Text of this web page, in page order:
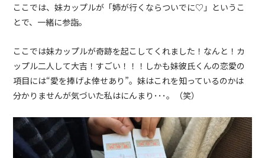
ここでは、妹カップルが「姉が行くならついでに♡」というこ
とで、一緒に参詣。
ここでは妹カップルが奇跡を起こしてくれました！なんと！カ
ップル二人して大吉！すごい！！！しかも妹彼氏くんの恋愛の
項目には“愛を捧げよ倖せあり”。妹はこれを知っているのかは
分かりませんが気づいた私はにんまり･･･。（笑）